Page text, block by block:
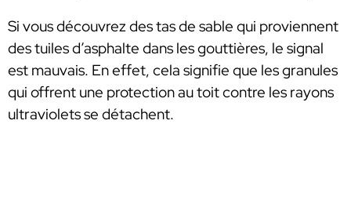
Si vous découvrez des tas de sable qui proviennent
des tuiles d’asphalte dans les gouttières, le signal
est mauvais. En effet, cela signifie que les granules
qui offrent une protection au toit contre les rayons
ultraviolets se détachent.